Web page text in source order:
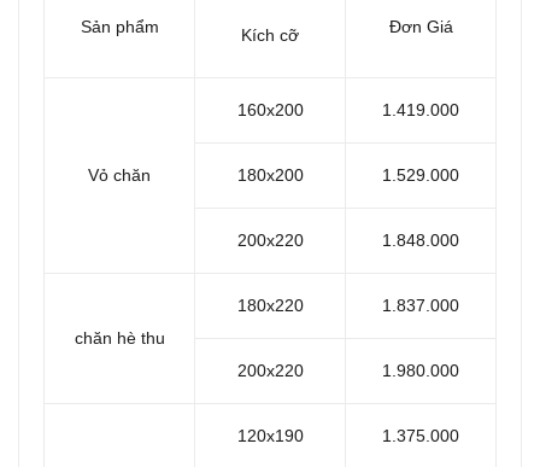
Sản phẩm Kích cỡ Đơn Giá
Vỏ chăn
160x200 1.419.000
180x200 1.529.000
200x220 1.848.000
chăn hè thu
180x220 1.837.000
200x220 1.980.000
120x190 1.375.000